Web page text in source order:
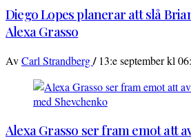
Diego Lopes planerar att slå
Alexa Grasso
AvCarl Strandberg/ 13:e september kl
Alexa Grasso ser fram emot att